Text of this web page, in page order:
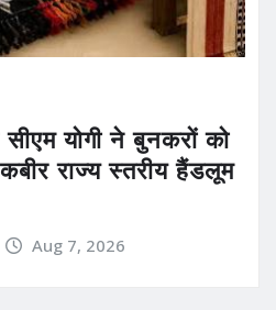
योगी ने बुनकरों को
राज्य स्तरीय हैंडलूम
Aug 7, 2026